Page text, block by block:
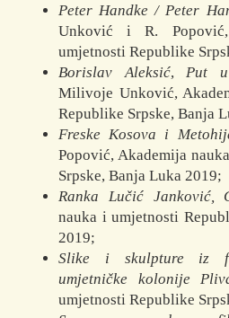
Peter Handke / Peter
Unković i R.
umjetnosti Republike
Borislav Aleksić,Put
Milivoje Unković,
Republike Srpske, Banja
Freske Kosova i
Popović, Akademija
Srpske, Banja Luka 2019;
Ranka Lučić Janković,
nauka i umjetnosti
2019;
Slike i skulpture iz
umjetničke kolonije
umjetnosti Republike